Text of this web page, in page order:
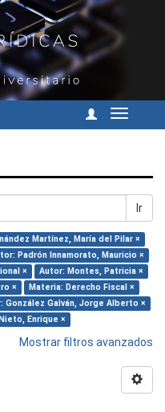
Cambiar
Ir
Martínez, María del Pilar ×
Padrón Innamorato, Mauricio ×
×
Autor: Montes, Patricia ×
×
Materia: Derecho Fiscal ×
González Galván, Jorge Alberto ×
Enrique ×
Mostrar filtros avanzados